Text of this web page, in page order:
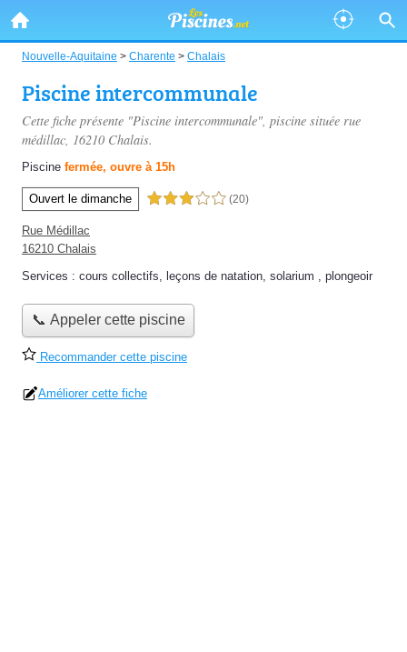
Nouvelle-Aquitaine > Charente > Chalais
Piscine intercommunale
Cette fiche présente "Piscine intercommunale", piscine située rue
médillac, 16210 Chalais.
Piscine fermée, ouvre à 15h
Ouvert le dimanche 3,0 étoiles sur 5 (20)
Rue Médillac
16210 Chalais
Services : cours collectifs, leçons de natation, solarium , plongeoir
📞 Appeler cette piscine
Recommander cette piscine
Améliorer cette fiche